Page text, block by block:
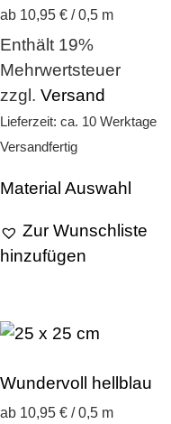
ab 10,95 € / 0,5 m
Enthält 19%
Mehrwertsteuer
zzgl. Versand
Lieferzeit: ca. 10 Werktage
Versandfertig
Material Auswahl
Zur Wunschliste
hinzufügen
Wundervoll hellblau
ab 10,95 € / 0,5 m